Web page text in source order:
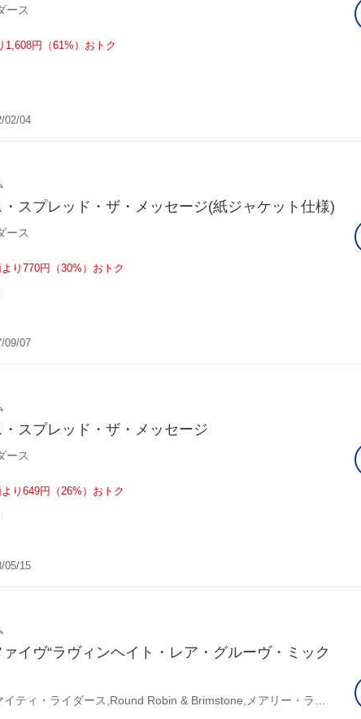
ース
1,608円（61%）おトク
02/04
スプレッド・ザ・メッセージ(紙ジャケット仕様)
ース
り770円（30%）おトク
09/07
スプレッド・ザ・メッセージ
ース
り649円（26%）おトク
05/15
イヴ“ラヴィンヘイト・レア・グルーヴ・ミック